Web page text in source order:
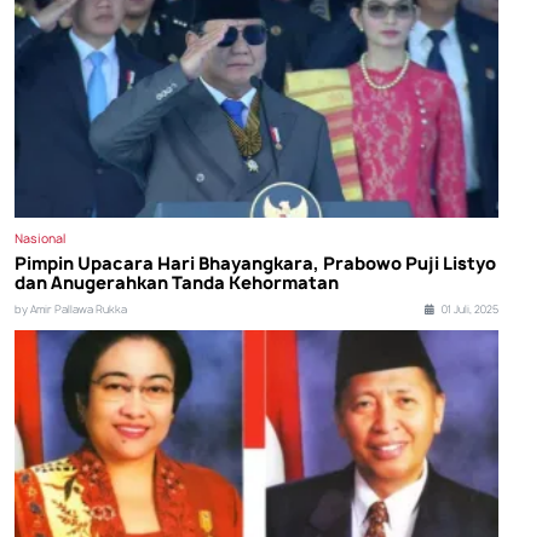
Nasional
Pimpin Upacara Hari Bhayangkara, Prabowo Puji Listyo
dan Anugerahkan Tanda Kehormatan
by Amir Pallawa Rukka 01 Juli, 2025